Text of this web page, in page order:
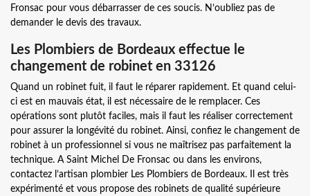
Fronsac pour vous débarrasser de ces soucis. N’oubliez pas de
demander le devis des travaux.
Les Plombiers de Bordeaux effectue le
changement de robinet en 33126
Quand un robinet fuit, il faut le réparer rapidement. Et quand celui-
ci est en mauvais état, il est nécessaire de le remplacer. Ces
opérations sont plutôt faciles, mais il faut les réaliser correctement
pour assurer la longévité du robinet. Ainsi, confiez le changement de
robinet à un professionnel si vous ne maîtrisez pas parfaitement la
technique. A Saint Michel De Fronsac ou dans les environs,
contactez l’artisan plombier Les Plombiers de Bordeaux. Il est très
expérimenté et vous propose des robinets de qualité supérieure